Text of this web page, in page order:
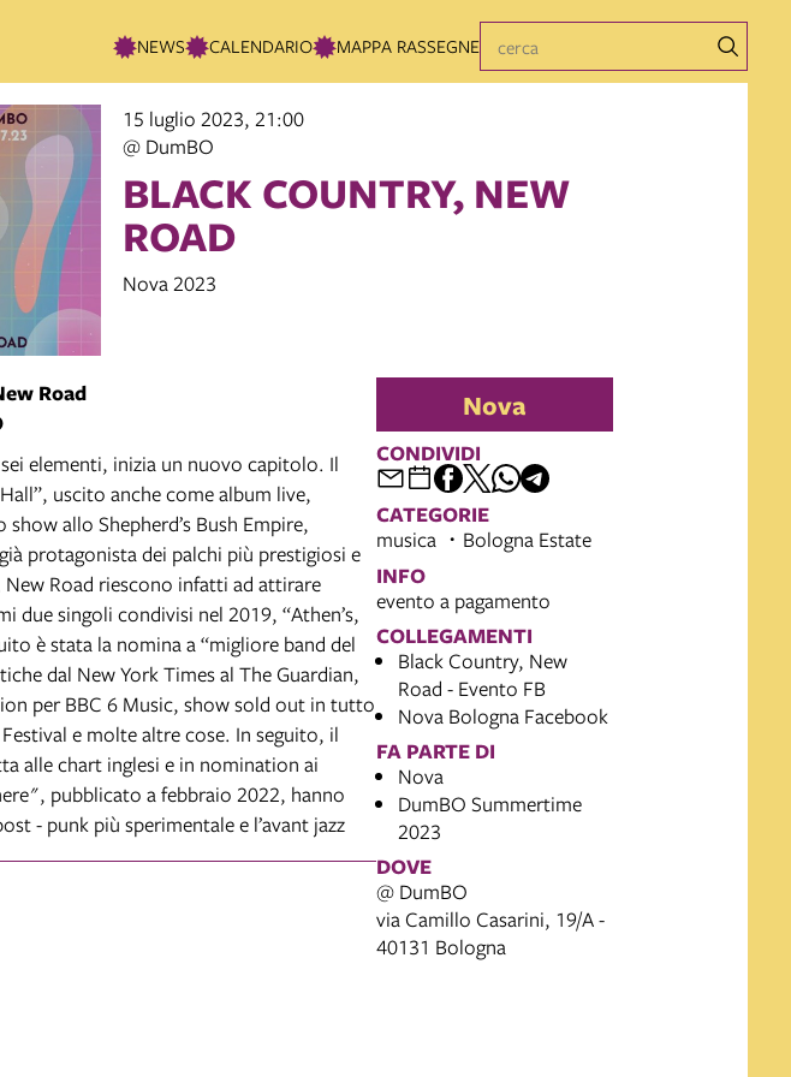
NEWS CALENDARIO MAPPA RASSEGNE
15 luglio 2023, 21:00
@ DumBO
BLACK COUNTRY, NEW
ROAD
Nova 2023
Road
elementi, inizia un nuovo capitolo. Il
uscito anche come album live,
allo Shepherd’s Bush Empire,
protagonista dei palchi più prestigiosi e
Road riescono infatti ad attirare
due singoli condivisi nel 2019, “Athen’s,
è stata la nomina a “migliore band del
dal New York Times al The Guardian,
per BBC 6 Music, show sold out in tutto
e molte altre cose. In seguito, il
alle chart inglesi e in nomination ai
pubblicato a febbraio 2022, hanno
- punk più sperimentale e l’avant jazz
Nova
CONDIVIDI
CATEGORIE
musica
Bologna Estate
INFO
evento a pagamento
COLLEGAMENTI
Black Country, New
Road - Evento FB
Nova Bologna Facebook
FA PARTE DI
Nova
DumBO Summertime
2023
DOVE
@ DumBO
via Camillo Casarini, 19/A -
40131 Bologna